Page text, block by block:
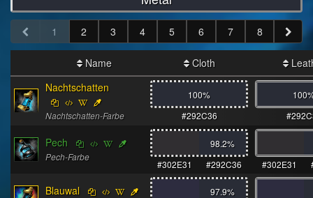
1 2 3 4 5 6 7 8
Name Cloth
Nachtschatten
Nachtschatten-Farbe
100%
#292C36
Pech
Pech-Farbe
98.2%
#302E31
#292C36 #302E31
Blauwal 97.9%